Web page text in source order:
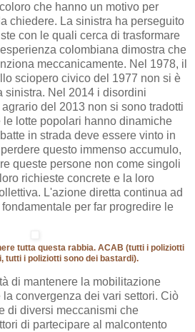
che hanno un motivo per
chiedere. La sinistra ha perseguito
con le quali cerca di trasformare
colombiana dimostra che
meccanicamente. Nel 1978, il
sciopero civico del 1977 non si è
sinistra. Nel 2014 i disordini
del 2013 non si sono tradotti
le lotte popolari hanno dinamiche
in strada deve essere vinto in
questo immenso accumulo,
queste persone non come singoli
richieste concrete e la loro
L'azione diretta continua ad
per far progredire le
tutta questa rabbia. ACAB (tutti i poliziotti
tutti i poliziotti sono dei bastardi).
di mantenere la mobilitazione
convergenza dei vari settori. Ciò
di diversi meccanismi che
di partecipare al malcontento